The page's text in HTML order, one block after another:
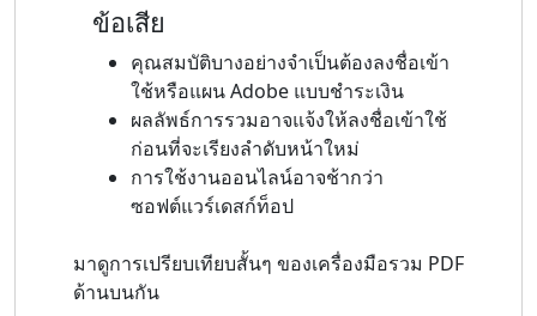
ข้อเสีย
คุณสมบัติบางอย่างจำเป็นต้องลงชื่อเข้า
ใช้หรือแผน Adobe แบบชำระเงิน
ผลลัพธ์การรวมอาจแจ้งให้ลงชื่อเข้าใช้
ก่อนที่จะเรียงลำดับหน้าใหม่
การใช้งานออนไลน์อาจช้ากว่า
ซอฟต์แวร์เดสก์ท็อป
มาดูการเปรียบเทียบสั้นๆ ของเครื่องมือรวม PDF
ด้านบนกัน